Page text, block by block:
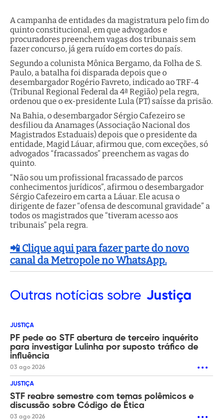
A campanha de entidades da magistratura pelo fim do
quinto constitucional, em que advogados e
procuradores preenchem vagas dos tribunais sem
fazer concurso, já gera ruído em cortes do país.
Segundo a colunista Mônica Bergamo, da Folha de S.
Paulo, a batalha foi disparada depois que o
desembargador Rogério Favreto, indicado ao TRF-4
(Tribunal Regional Federal da 4ª Região) pela regra,
ordenou que o ex-presidente Lula (PT) saísse da prisão.
Na Bahia, o desembargador Sérgio Cafezeiro se
desfiliou da Anamages (Associação Nacional dos
Magistrados Estaduais) depois que o presidente da
entidade, Magid Láuar, afirmou que, com exceções, só
advogados “fracassados” preenchem as vagas do
quinto.
“Não sou um profissional fracassado de parcos
conhecimentos jurídicos”, afirmou o desembargador
Sérgio Cafezeiro em carta a Láuar. Ele acusa o
dirigente de fazer “ofensa de descomunal gravidade” a
todos os magistrados que “tiveram acesso aos
tribunais” pela regra.
📲 Clique aqui para fazer parte do novo
canal da Metropole no WhatsApp.
Outras notícias sobre Justiça
JUSTIÇA
PF pede ao STF abertura de terceiro inquérito
para investigar Lulinha por suposto tráfico de
influência
03 ago 2026
JUSTIÇA
STF reabre semestre com temas polêmicos e
discussão sobre Código de Ética
03 ago 2026